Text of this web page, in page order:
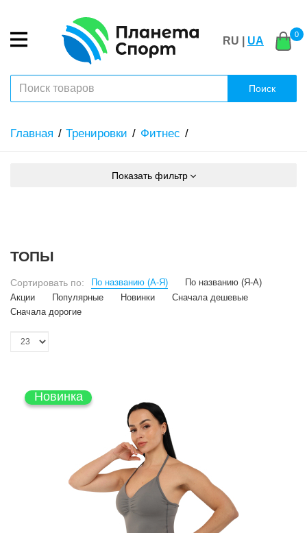
RU | UA
0
Поиск
Главная Тренировки Фитнес
Показать фильтр
ТОПЫ
Сортировать по: По названию (А-Я)
По названию (Я-А)
Акции
Популярные Новинки
Сначала дешевые
Сначала дорогие
Новинка